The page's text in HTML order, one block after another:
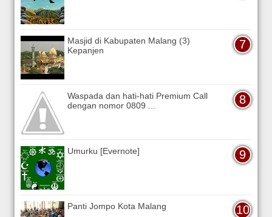
Masjid di Kabupaten Malang (3)
Kepanjen
Waspada dan hati-hati Premium Call
dengan nomor 0809 ...
Umurku [Evernote]
Panti Jompo Kota Malang